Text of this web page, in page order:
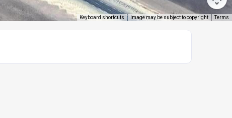
Keyboard shortcuts Image may be subject to copyright Terms